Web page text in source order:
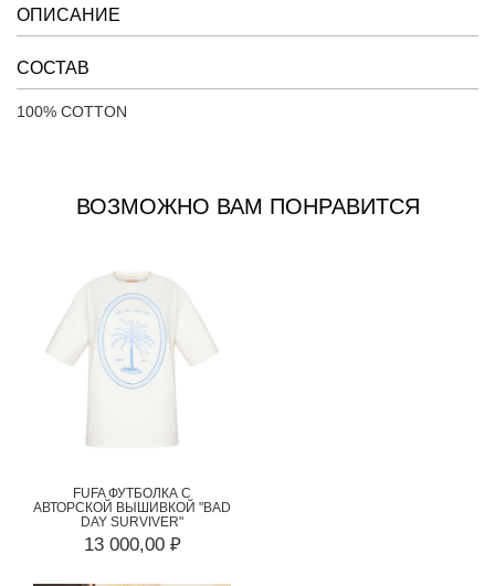
ОПИСАНИЕ
СОСТАВ
100% COTTON
ВОЗМОЖНО ВАМ ПОНРАВИТСЯ
FUFA ФУТБОЛКА С
АВТОРСКОЙ ВЫШИВКОЙ "BAD
DAY SURVIVER"
13 000,00 ₽